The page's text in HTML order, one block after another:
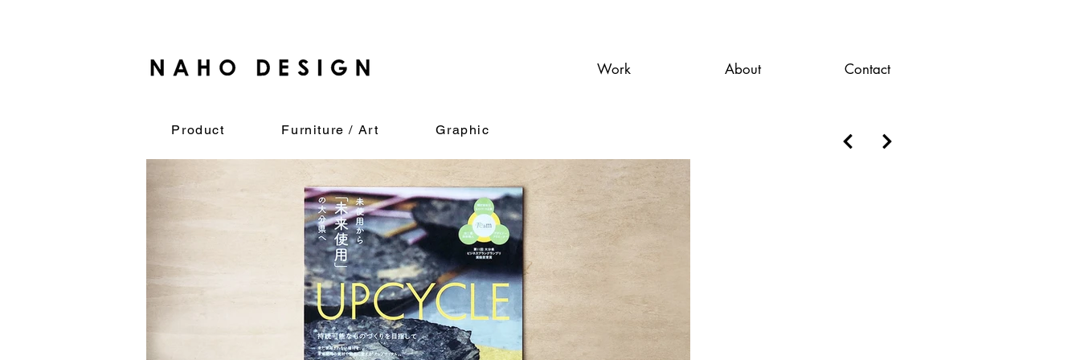
Work About Contact
Product Furniture / Art Graphic